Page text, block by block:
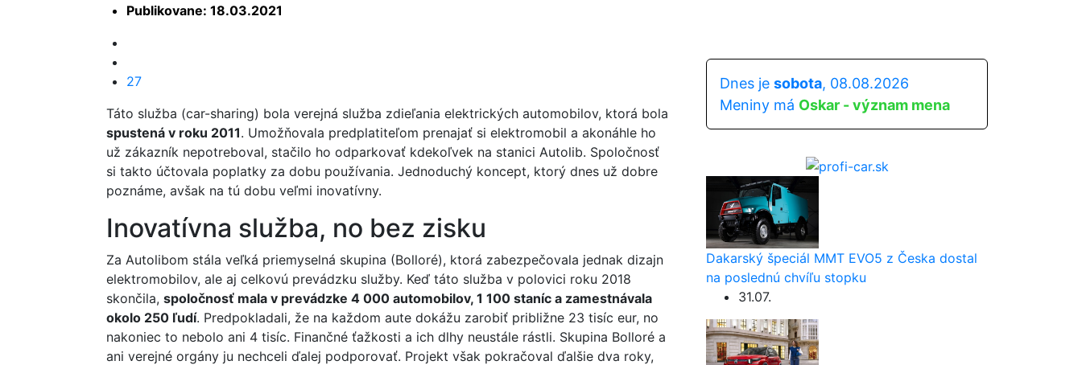
Publikovane: 18.03.2021
27
Táto služba (car-sharing) bola verejná služba zdieľania elektrických automobilov, ktorá bola
spustená v roku 2011. Umožňovala predplatiteľom prenajať si elektromobil a akonáhle ho
už zákazník nepotreboval, stačilo ho odparkovať kdekoľvek na stanici Autolib. Spoločnosť
si takto účtovala poplatky za dobu používania. Jednoduchý koncept, ktorý dnes už dobre
poznáme, avšak na tú dobu veľmi inovatívny.
Inovatívna služba, no bez zisku
Za Autolibom stála veľká priemyselná skupina (Bolloré), ktorá zabezpečovala jednak dizajn
elektromobilov, ale aj celkovú prevádzku služby. Keď táto služba v polovici roku 2018
skončila, spoločnosť mala v prevádzke 4 000 automobilov, 1 100 staníc a zamestnávala
okolo 250 ľudí. Predpokladali, že na každom aute dokážu zarobiť približne 23 tisíc eur, no
nakoniec to nebolo ani 4 tisíc. Finančné ťažkosti a ich dlhy neustále rástli. Skupina Bolloré a
ani verejné orgány ju nechceli ďalej podporovať. Projekt však pokračoval ďalšie dva roky,
Dnes je sobota, 08.08.2026
Meniny má Oskar - význam mena
Dakarský špeciál MMT EVO5 z Česka dostal
na poslednú chvíľu stopku
31.07.